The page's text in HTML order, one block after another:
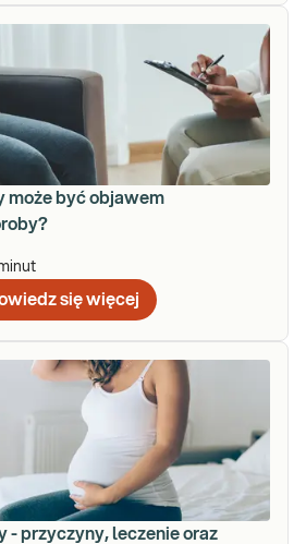
może być objawem
się więcej
- przyczyny, leczenie oraz